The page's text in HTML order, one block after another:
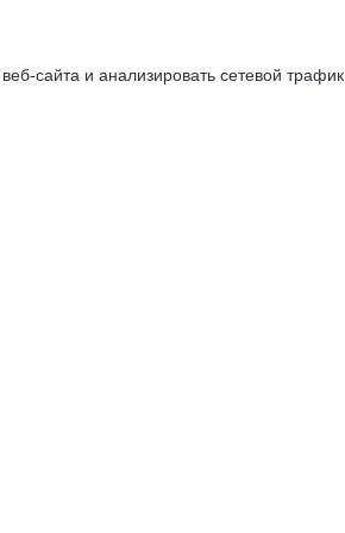
сайта и анализировать сетевой трафик.